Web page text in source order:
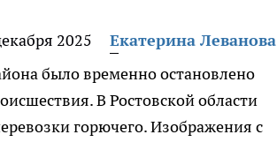
2025
Екатерина Леванова
было временно остановлено
В Ростовской области
горючего. Изображения с